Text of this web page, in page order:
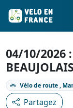
04/10/2026 :
BEAUJOLAIS
Vélo de route ,
Partagez